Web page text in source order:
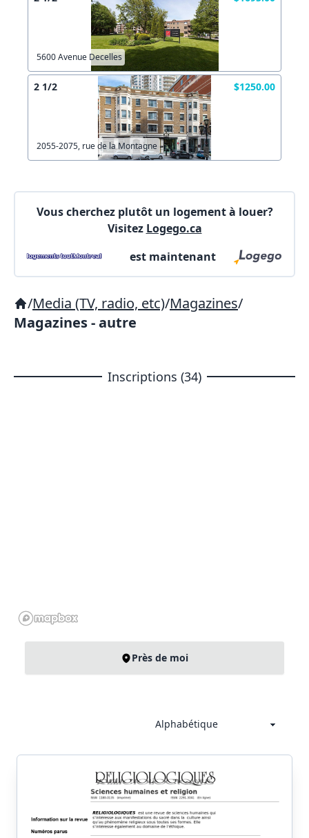
5600 Avenue Decelles
2 1/2 $1250.00
2055-2075, rue de la Montagne
Vous cherchez plutôt un logement à louer?
Visitez Logego.ca
est maintenant
/Media (TV, radio, etc)/Magazines/
Magazines - autre
Inscriptions (34)
Près de moi
X Fermer